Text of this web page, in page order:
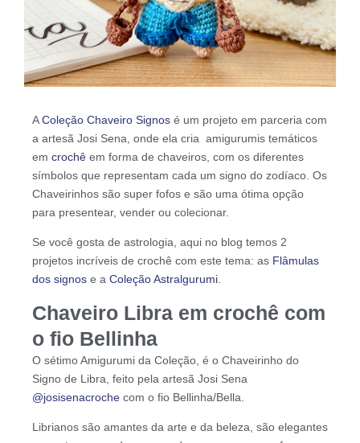
AColeção Chaveiro Signos é um projeto em parceria com
a artesã Josi Sena, onde ela cria amigurumis temáticos
em crochê em forma de chaveiros, com os diferentes
símbolos que representam cada um signo do zodíaco. Os
Chaveirinhos são super fofos e são uma ótima opção
para presentear, vender ou colecionar.
Se você gosta de astrologia, aqui no blog temos 2
projetos incríveis de crochê com este tema: as Flâmulas
dos signos e a Coleção Astralgurumi
Chaveiro Libra em crochê com
o fio Bellinha
O sétimo Amigurumi da Coleção, é o Chaveirinho do
Signo de Libra, feito pela artesã Josi Sena
@josisenacroche com o fio Bellinha/Bella.
Librianos são amantes da arte e da beleza, são elegantes